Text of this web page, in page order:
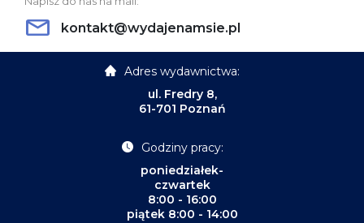
kontakt@wydajenamsie.pl
Adres wydawnictwa:
ul. Fredry 8,
61-701 Poznań
Godziny pracy:
poniedziałek-
czwartek
8:00 - 16:00
piątek 8:00 - 14:00